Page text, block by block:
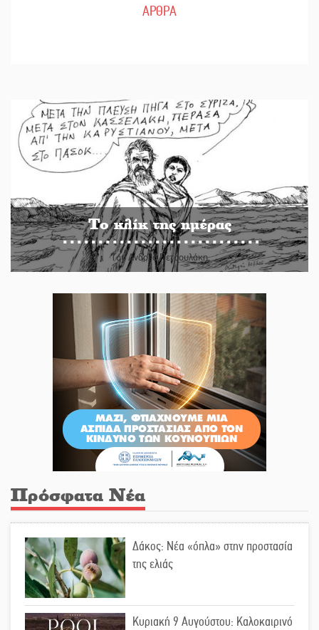
ΑΡΘΡΑ
Το κλίκ της ημέρας
Του Ανδρέα Πετρουλάκη
Πρόσφατα Νέα
Δάκος: Νέα «όπλα» στην προστασία
της ελιάς
Κυριακή 9 Αυγούστου: Καλοκαιρινό